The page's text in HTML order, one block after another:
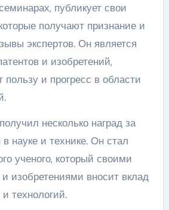
публикует свои
получают признание и
экспертов. Он является
и изобретений,
пользу и прогресс в области
несколько наград за
науке и технике. Он стал
ученого, который своими
изобретениями вносит вклад
технологий.